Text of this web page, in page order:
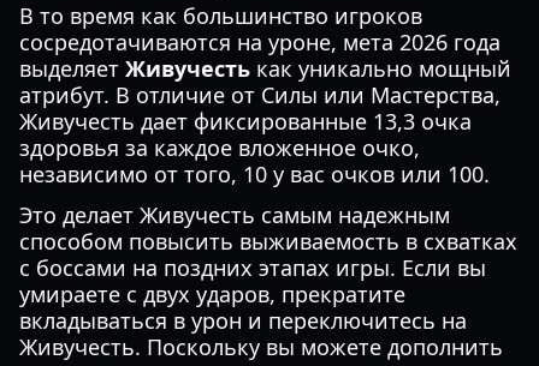
В то время как большинство игроков
сосредотачиваются на уроне, мета 2026 года
выделяет Живучесть как уникально мощный
атрибут. В отличие от Силы или Мастерства,
Живучесть дает фиксированные 13,3 очка
здоровья за каждое вложенное очко,
независимо от того, 10 у вас очков или 100.
Это делает Живучесть самым надежным
способом повысить выживаемость в схватках
с боссами на поздних этапах игры. Если вы
умираете с двух ударов, прекратите
вкладываться в урон и переключитесь на
Живучесть. Поскольку вы можете дополнить